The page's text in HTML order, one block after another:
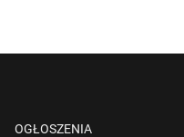
OGŁOSZENIA